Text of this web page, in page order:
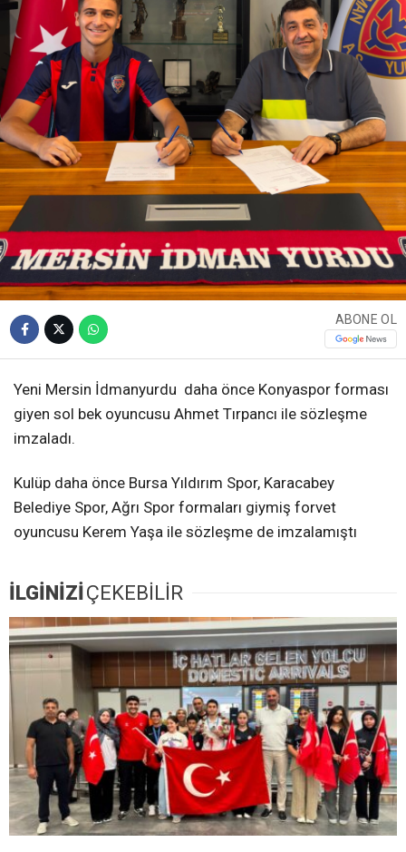
ABONE OL
Yeni Mersin İdmanyurdu daha önce Konyaspor forması
giyen sol bek oyuncusu Ahmet Tırpancı ile sözleşme
imzaladı.
Kulüp daha önce Bursa Yıldırım Spor, Karacabey
Belediye Spor, Ağrı Spor formaları giymiş forvet
oyuncusu Kerem Yaşa ile sözleşme de imzalamıştı
İLGİNİZİÇEKEBİLİR